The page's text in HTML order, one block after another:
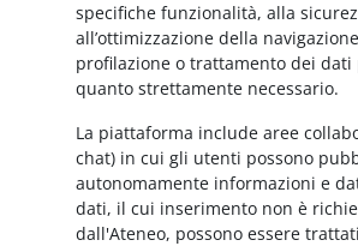
specifiche funzionalità, alla
all’ottimizzazione della
profilazione o trattamento dei
quanto strettamente necessario.
La piattaforma include aree
chat) in cui gli utenti possono
autonomamente informazioni e
dati, il cui inserimento non è
dall'Ateneo, possono essere